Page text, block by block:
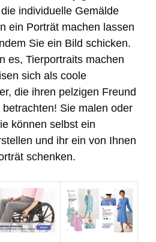
individuelle Gemälde
ein Porträt machen lassen
Sie ein Bild schicken.
es, Tierportraits machen
sich als coole
die ihren pelzigen Freund
Sie malen oder
können selbst ein
und ihr ein von Ihnen
schenken.